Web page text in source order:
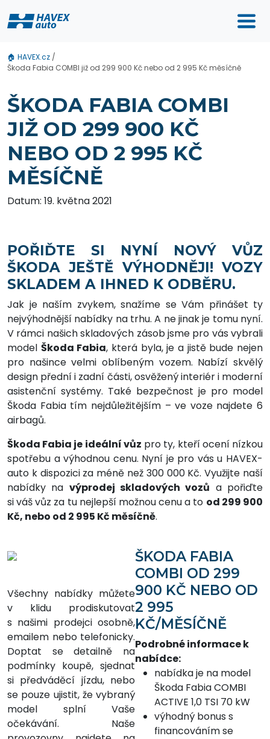
🏠 HAVEX.cz /
Škoda Fabia COMBI již od 299 900 Kč nebo od 2 995 Kč měsíčně
ŠKODA FABIA COMBI
JIŽ OD 299 900 KČ
NEBO OD 2 995 KČ
MĚSÍČNĚ
Datum: 19. května 2021
POŘIĎTE SI NYNÍ NOVÝ VŮZ
ŠKODA JEŠTĚ VÝHODNĚJI! VOZY
SKLADEM A IHNED K ODBĚRU.
Jak je naším zvykem, snažíme se Vám přinášet ty
nejvýhodnější nabídky na trhu. A ne jinak je tomu nyní.
V rámci našich skladových zásob jsme pro vás vybrali
model Škoda Fabia, která byla, je a jistě bude nejen
pro našince velmi oblíbeným vozem. Nabízí skvělý
design přední i zadní části, osvěžený interiér i moderní
asistenční systémy. Také bezpečnost je pro model
Škoda Fabia tím nejdůležitějším – ve voze najdete 6
airbagů.
Škoda Fabia je ideální vůz pro ty, kteří ocení nízkou
spotřebu a výhodnou cenu. Nyní je pro vás u HAVEX-
auto k dispozici za méně než 300 000 Kč. Využijte naší
nabídky na výprodej skladových vozů a pořiďte
si váš vůz za tu nejlepší možnou cenu a to od 299 900
Kč, nebo od 2 995 Kč měsíčně.
ŠKODA FABIA
COMBI OD 299
900 KČ NEBO OD
2 995
KČ/MĚSÍČNĚ
Podrobné informace k
nabídce:
nabídka je na model
Škoda Fabia COMBI
ACTIVE 1,0 TSI 70 kW
výhodný bonus s
financováním se
Všechny nabídky můžete
v klidu prodiskutovat
s našimi prodejci osobně,
emailem nebo telefonicky.
Doptat se detailně na
podmínky koupě, sjednat
si předváděcí jízdu, nebo
se pouze ujistit, že vybraný
model splní Vaše
očekávání. Naše